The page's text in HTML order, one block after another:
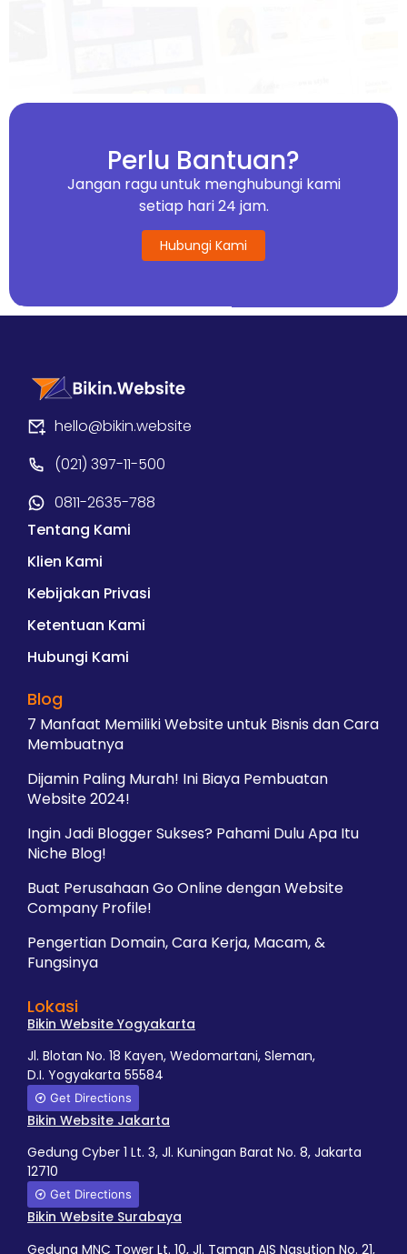
Perlu Bantuan?
Jangan ragu untuk menghubungi kami
setiap hari 24 jam.
Hubungi Kami
hello@bikin.website
(021) 397-11-500
0811-2635-788
Tentang Kami
Klien Kami
Kebijakan Privasi
Ketentuan Kami
Hubungi Kami
Blog
7 Manfaat Memiliki Website untuk Bisnis dan Cara
Membuatnya
Dijamin Paling Murah! Ini Biaya Pembuatan
Website 2024!
Ingin Jadi Blogger Sukses? Pahami Dulu Apa Itu
Niche Blog!
Buat Perusahaan Go Online dengan Website
Company Profile!
Pengertian Domain, Cara Kerja, Macam, &
Fungsinya
Lokasi
Bikin Website Yogyakarta
Jl. Blotan No. 18 Kayen, Wedomartani, Sleman,
D.I. Yogyakarta 55584
Get Directions
Bikin Website Jakarta
Gedung Cyber 1 Lt. 3, Jl. Kuningan Barat No. 8, Jakarta
12710
Get Directions
Bikin Website Surabaya
Gedung MNC Tower Lt. 10, Jl. Taman AIS Nasution No. 21,